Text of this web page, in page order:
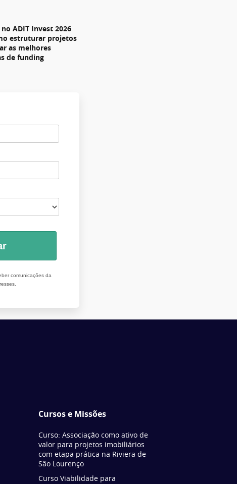
ADIT Invest 2026
estruturar projetos
as melhores
de funding
comunicações da
Cursos e Missões
Curso: Associação como ativo de
valor para projetos imobiliários
com etapa prática na Riviera de
São Lourenço
Curso Viabilidade para